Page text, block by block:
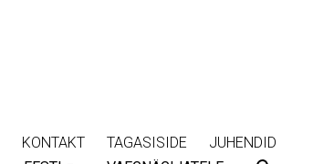
KONTAKT TAGASISIDE
JUHENDID